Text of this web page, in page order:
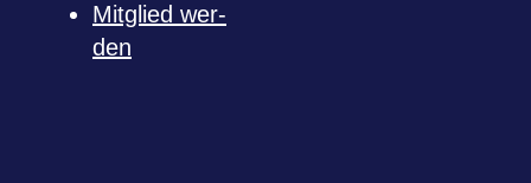
Mit­glied wer­
den